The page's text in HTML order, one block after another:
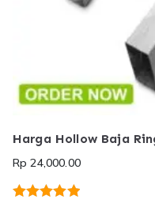
Harga Hollow Baja
Rp 24,000.00